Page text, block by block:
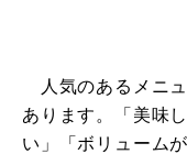
人気のあるメニ
あります。「美味
い」「ボリューム